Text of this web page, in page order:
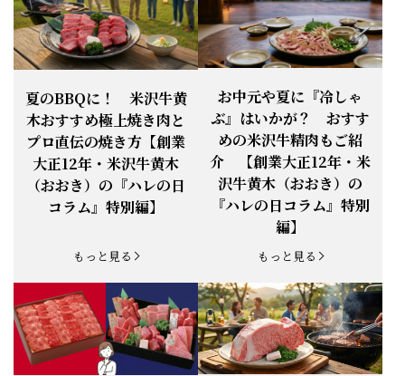
お知らせ 2026.4.13
【母の日】5月10日の母の日に、
「『ありがとう』の気持ち」をお贈り
できます。
お知らせ 2026.1.25
【ご注意】1月27日（火）は終日、お
電話・FAXが繋がりません（8:30〜
18:00）
お知らせ 2026.1.20
【恵方巻】今年の2月3日は、『米沢牛
恵方巻』を！
お知らせ 2026.1.15
【新商品】『米沢牛だし茶漬け』発売
お知らせ 2025.11.3 「黄木の御歳暮」早割開始！
お知らせ 2025.9.13 「秋分の日」定休日変更のお知らせ
お知らせ 2025.6.16 新登場！一膳ご飯
夏のBBQに！ 米沢牛黄
木おすすめ極上焼き肉と
プロ直伝の焼き方【創業
大正12年・米沢牛黄木
（おおき）の『ハレの日
コラム』特別編】
もっと見る
お中元や夏に『冷しゃ
ぶ』はいかが？ おすす
めの米沢牛精肉もご紹
介 【創業大正12年・米
沢牛黄木（おおき）の
『ハレの日コラム』特別
編】
もっと見る